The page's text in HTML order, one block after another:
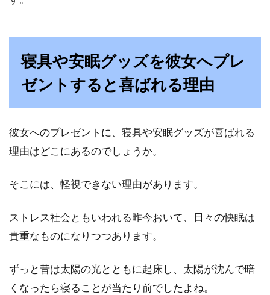
部屋の掃除して見違える部屋に！！
ビフォーアフターを楽しむ
みませんか？部屋を綺麗に掃除する方法をご紹
介します！...
な部屋選び！！
クッションフロア。普段の掃除でも、実は場所
によって...
寝具や安眠グッズを彼女へプレ
ゼントすると喜ばれる理由
彼女へのプレゼントに、寝具や安眠グッズが喜ばれる
理由はどこにあるのでしょうか。
そこには、軽視できない理由があります。
ストレス社会ともいわれる昨今おいて、日々の快眠は
貴重なものになりつつあります。
ずっと昔は太陽の光とともに起床し、太陽が沈んで暗
くなったら寝ることが当たり前でしたよね。